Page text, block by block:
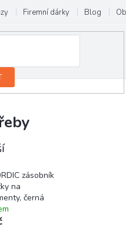
Firemní dárky Blog
zásobník
na
černá